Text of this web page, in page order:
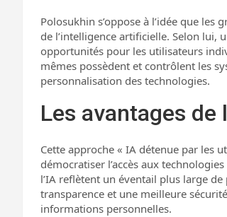
Polosukhin s’oppose à l’idée que
de l’intelligence artificielle. Selon
opportunités pour les utilisateurs
mêmes possèdent et contrôlent les
personnalisation des technologies.
Les avantages de
Cette approche « IA détenue par les
démocratiser l’accès aux
l’IA reflètent un éventail plus large
transparence et une meilleure
informations personnelles.